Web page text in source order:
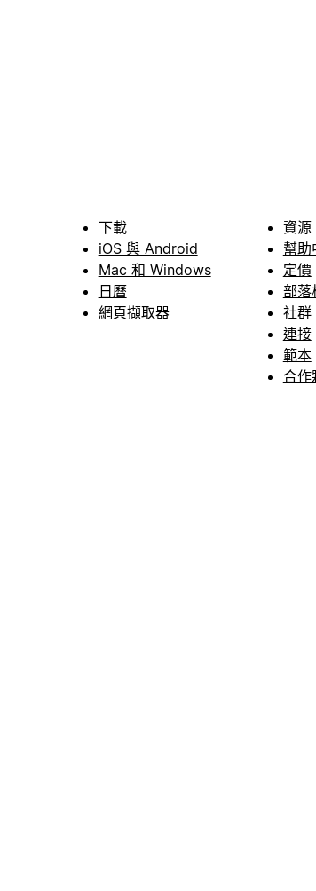
下載
iOS 與 Android
Mac 和 Windows
日曆
網頁擷取器
資源
幫助
定價
部落
社群
連接
範本
合作